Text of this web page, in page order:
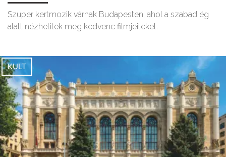
Szuper kertmozik várnak Budapesten, ahol a szabad ég
alatt nézhetitek meg kedvenc filmjeiteket.
KULT